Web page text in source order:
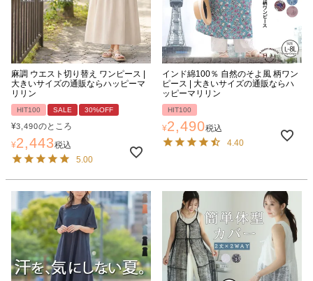
麻調 ウエスト切り替え ワンピース |
大きいサイズの通販ならハッピーマ
リリン
HIT100 SALE 30%OFF
¥3,490のところ
¥2,443税込
5.00
インド綿100％ 自然のそよ風 柄ワン
ピース | 大きいサイズの通販ならハ
ッピーマリリン
HIT100
¥2,490税込
4.40